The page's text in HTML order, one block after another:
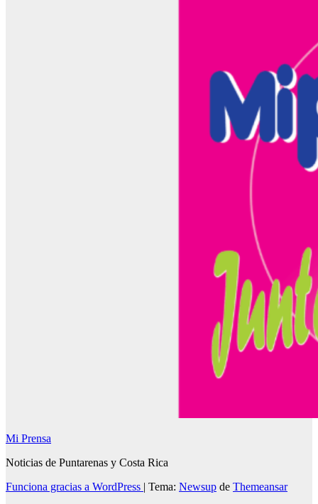
Mi Prensa
Noticias de Puntarenas y Costa Rica
Funciona gracias a WordPress | Tema: Newsup de Themeansar